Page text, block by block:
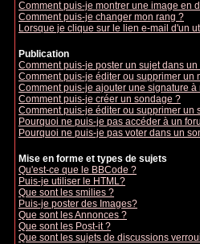
Comment puis-je montrer une image en
Comment puis-je changer mon rang ?
Lorsque je clique sur le lien e-mail d'un
Publication
Comment puis-je poster un sujet dans un
Comment puis-je éditer ou supprimer un
Comment puis-je ajouter une signature à
Comment puis-je créer un sondage ?
Comment puis-je éditer ou supprimer un
Pourquoi ne puis-je pas accéder à un
Pourquoi ne puis-je pas voter dans un
Mise en forme et types de sujets
Qu'est-ce que le BBCode ?
Puis-je utiliser le HTML?
Que sont les smilies ?
Puis-je poster des Images?
Que sont les Annonces ?
Que sont les Post-it ?
Que sont les sujets de discussions